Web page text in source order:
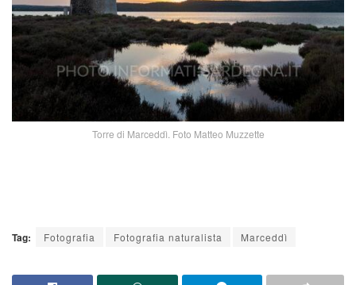
Torre di Marceddì. Foto Matteo Muzzette
Tag: Fotografia Fotografia naturalista Marceddì